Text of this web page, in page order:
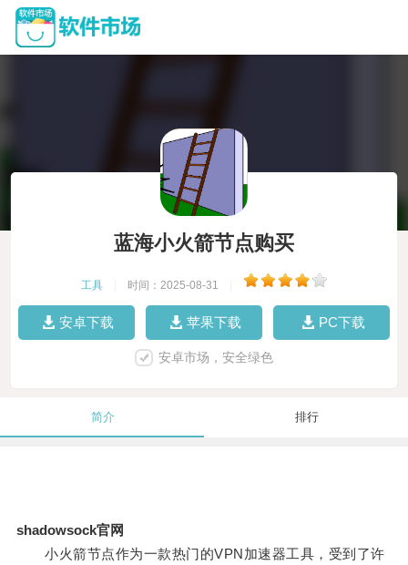
蓝海小火箭节点购买
工具 时间：2025-08-31
安卓下载 苹果下载 PC下载
安卓市场，安全绿色
简介 排行
shadowsock官网
小火箭节点作为一款热门的VPN加速器工具，受到了许